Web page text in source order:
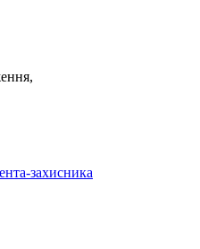
захисника